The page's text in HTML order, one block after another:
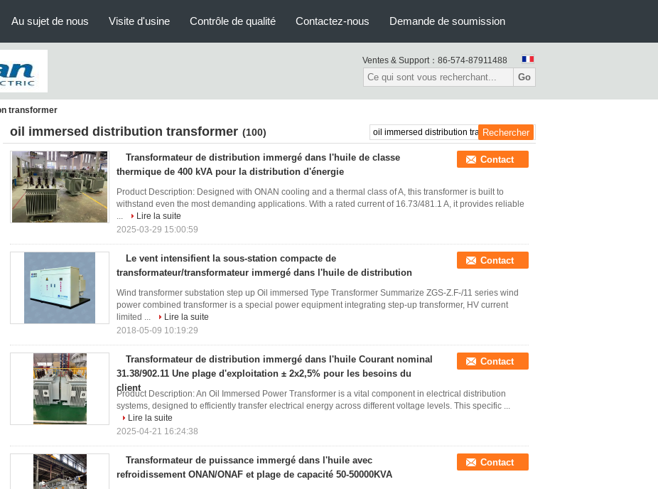
Au sujet de nous Visite d'usine Contrôle de qualité Contactez-nous Demande de soumission
Ventes & Support： 86-574-87911488
Go
transformer
oil immersed distribution transformer (100)
Transformateur de distribution immergé dans l'huile de classe
thermique de 400 kVA pour la distribution d'énergie
Contact
Product Description: Designed with ONAN cooling and a thermal class of A, this transformer is built to
withstand even the most demanding applications. With a rated current of 16.73/481.1 A, it provides reliable
...
Lire la suite
2025-03-29 15:00:59
Le vent intensifient la sous-station compacte de
transformateur/transformateur immergé dans l'huile de distribution
Contact
Wind transformer substation step up Oil immersed Type Transformer Summarize ZGS-Z.F-/11 series wind
power combined transformer is a special power equipment integrating step-up transformer, HV current
limited ...
Lire la suite
2018-05-09 10:19:29
Transformateur de distribution immergé dans l'huile Courant nominal
31.38/902.11 Une plage d'exploitation ± 2x2,5% pour les besoins du
client
Contact
Product Description: An Oil Immersed Power Transformer is a vital component in electrical distribution
systems, designed to efficiently transfer electrical energy across different voltage levels. This specific ...
Lire la suite
2025-04-21 16:24:38
Transformateur de puissance immergé dans l'huile avec
refroidissement ONAN/ONAF et plage de capacité 50-50000KVA
Contact